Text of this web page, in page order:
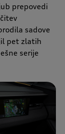
prepovedi
sadove
pet zlatih
serije